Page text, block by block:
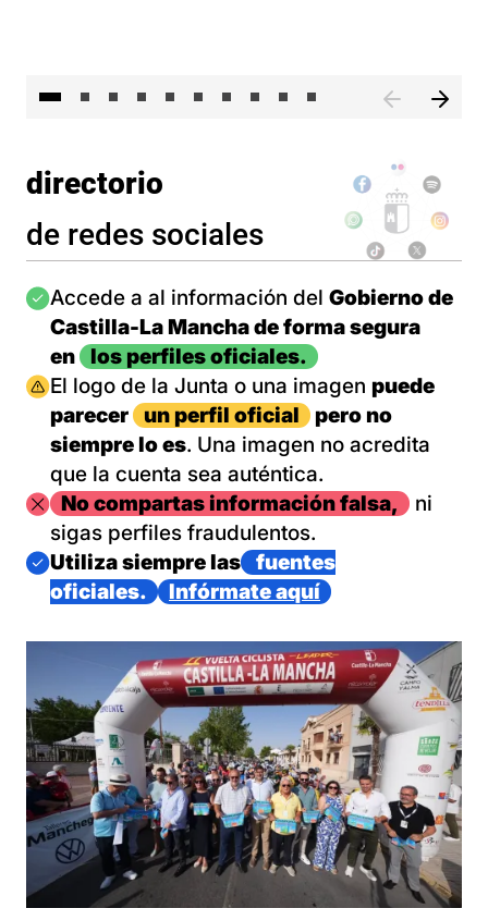
directorio
de redes sociales
Imagen
Accede a al información del Gobierno de
Castilla-La Mancha de forma segura
en
los perfiles oficiales.
Imagen
El logo de la Junta o una imagen puede
parecer
un perfil oficial
pero no
siempre lo es. Una imagen no acredita
que la cuenta sea auténtica.
ImagenNo compartas información falsa,
ni
sigas perfiles fraudulentos.
Imagen
Utiliza siempre las
fuentes
oficiales.
Infórmate aquí